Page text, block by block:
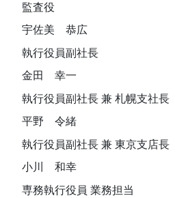
監査役
宇佐美 恭広
執行役員副社長
金田 幸一
執行役員副社長 兼 札幌支社長
平野 令緒
執行役員副社長 兼 東京支店長
小川 和幸
専務執行役員 業務担当